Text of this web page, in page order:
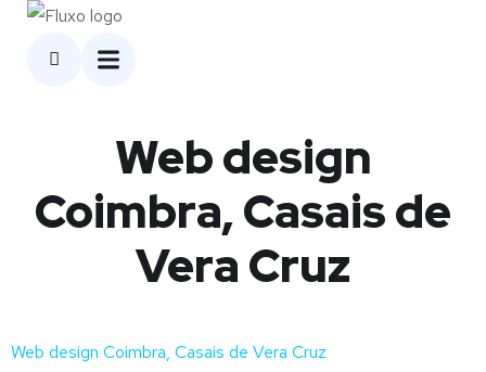
Web design
Coimbra, Casais de
Vera Cruz
Web design Coimbra, Casais de Vera Cruz